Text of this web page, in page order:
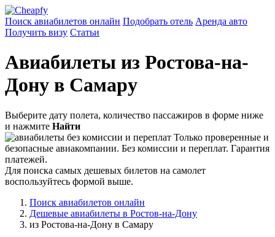
Поиск авиабилетов онлайн Подобрать отель Аренда авто
Получить визу Статьи
Авиабилеты из Ростова-на-
Дону в Самару
Выберите дату полета, количество пассажиров в форме ниже
и нажмите Найти
Только проверенные и
безопасные авиакомпании. Без комиссии и переплат. Гарантия
платежей.
Для поиска самых дешевых билетов на самолет
воспользуйтесь формой выше.
Поиск авиабилетов онлайн
Дешевые авиабилеты в Ростов-на-Дону
из Ростова-на-Дону в Самару